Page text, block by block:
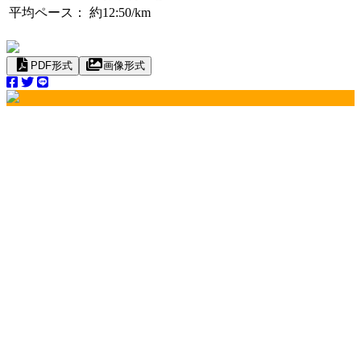
平均ペース：
約12:50/km
PDF形式 画像形式